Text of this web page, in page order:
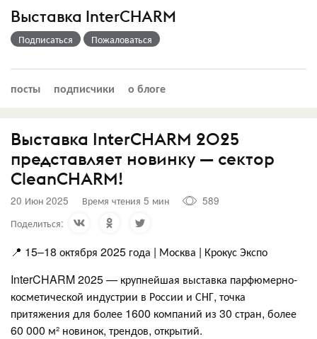
Выставка InterCHARM
Подписаться Пожаловаться
посты подписчики о блоге
Выставка InterCHARM 2025
представляет новинку — сектор
CleanCHARM!
20 Июн 2025 Время чтения 5 мин
589
Поделиться:
📍 15–18 октября 2025 года | Москва | Крокус Экспо
InterCHARM 2025 — крупнейшая выставка парфюмерно-
косметической индустрии в России и СНГ, точка
притяжения для более 1600 компаний из 30 стран, более
60 000 м² новинок, трендов, открытий.